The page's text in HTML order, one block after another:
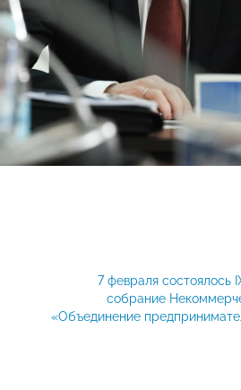
7 февраля состоялось
собрание
«Объединение